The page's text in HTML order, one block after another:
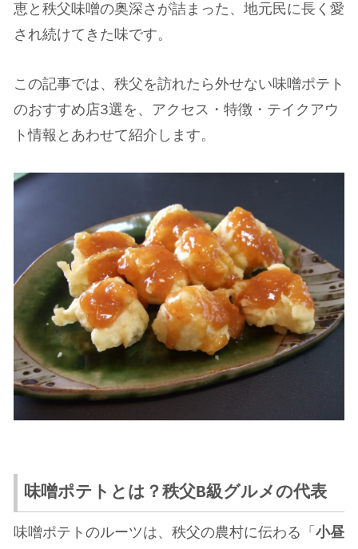
恵と秩父味噌の奥深さが詰まった、地元民に長く愛
され続けてきた味です。
この記事では、秩父を訪れたら外せない味噌ポテト
のおすすめ店3選を、アクセス・特徴・テイクアウ
ト情報とあわせて紹介します。
味噌ポテトとは？秩父B級グルメの代表
味噌ポテトのルーツは、秩父の農村に伝わる「 小昼